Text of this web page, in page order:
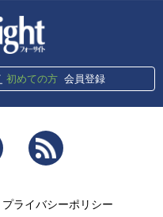
初めての方 会員登録
Twitter
プライバシーポリシー